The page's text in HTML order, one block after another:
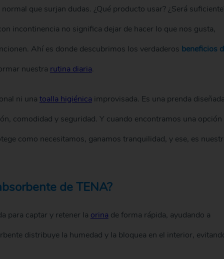
normal que surjan dudas. ¿Qué producto usar? ¿Será
incontinencia no significa dejar de hacer lo que nos gusta,
Ahí es donde descubrimos los verdaderos beneficios
nuestra rutina diaria.
ni una toalla higiénica improvisada. Es una prenda
comodidad y seguridad. Y cuando encontramos una opción
como necesitamos, ganamos tranquilidad, y ese, es
de TENA?
para captar y retener la orina de forma rápida, ayudando a
distribuye la humedad y la bloquea en el interior,